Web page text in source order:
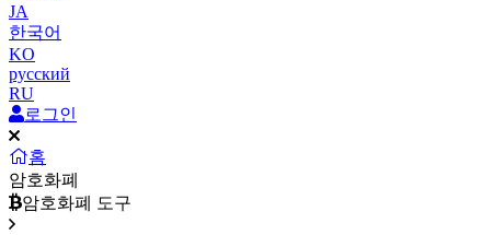
JA
한국어
KO
русский
RU
로그인
홈
암호화폐
암호화폐 도구